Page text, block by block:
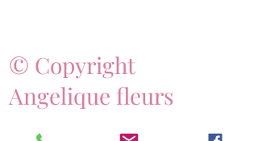
Poids total : 49 grammes
Les bougies votives conviennent bien
pour parfumer les petites surfaces.
© Copyright
Angelique fleurs